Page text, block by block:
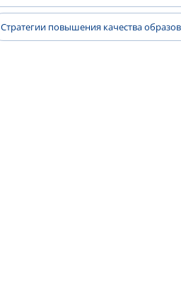
Стратегии повышения качества